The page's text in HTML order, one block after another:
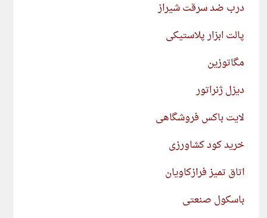
درب ضد سرقت شیراز
پالت ابزار پلاستیکی
مگاتوزین
دیزل ژنراتور
لایت باکس فروشگاهی
خرید کود کشاورزی
اتاق تمیز فرازکاویان
باسکول صنعتی